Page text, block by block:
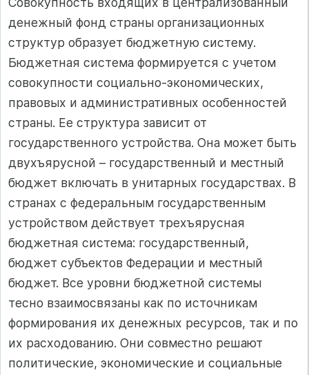
денежный фонд страны организационных
структур образует бюджетную систему.
Бюджетная система формируется с учетом
совокупности социально-экономических,
правовых и административных особенностей
страны. Ее структура зависит от
государственного устройства. Она может быть
двухъярусной – государственный и местный
бюджет включать в унитарных государствах. В
странах с федеральным государственным
устройством действует трехъярусная
бюджетная система: государственный,
бюджет субъектов Федерации и местный
бюджет. Все уровни бюджетной системы
тесно взаимосвязаны как по источникам
формирования их денежных ресурсов, так и по
их расходованию. Они совместно решают
политические, экономические и социальные